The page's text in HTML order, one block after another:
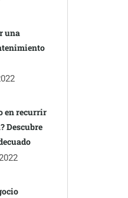
una
en recurrir
Descubre